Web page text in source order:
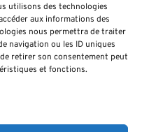
utilisons des technologies
aux informations des
nous permettra de traiter
navigation ou les ID uniques
retirer son consentement peut
et fonctions.